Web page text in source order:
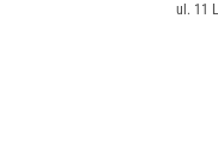
ul. 11